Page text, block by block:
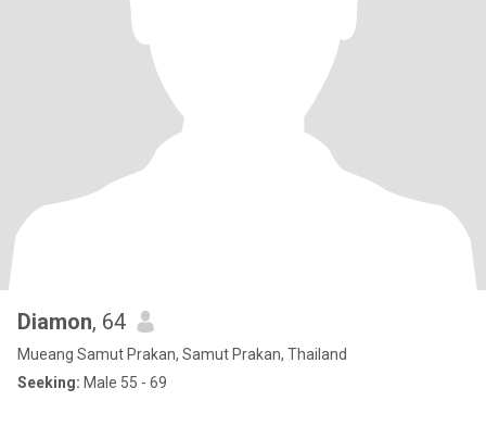
Diamon, 64
Mueang Samut Prakan, Samut Prakan, Thailand
Seeking: Male 55 - 69